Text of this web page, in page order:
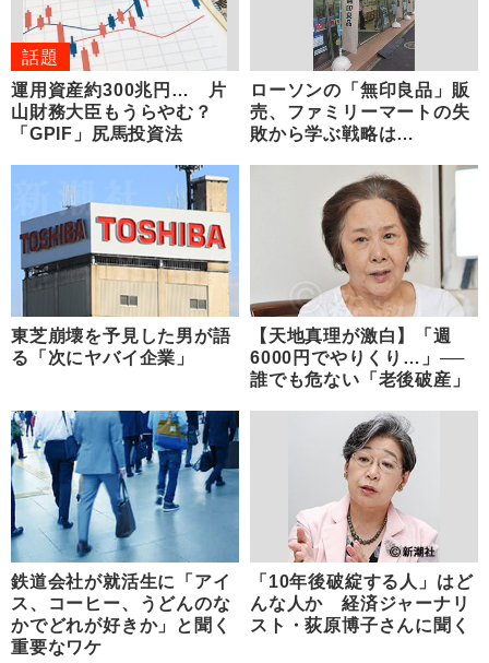
話題
運用資産約300兆円… 片
山財務大臣もうらやむ？
「GPIF」尻馬投資法
ローソンの「無印良品」販
売、ファミリーマートの失
敗から学ぶ戦略は…
東芝崩壊を予見した男が語
る「次にヤバイ企業」
【天地真理が激白】「週
6000円でやりくり…」──
誰でも危ない「老後破産」
鉄道会社が就活生に「アイ
ス、コーヒー、うどんのな
かでどれが好きか」と聞く
重要なワケ
「10年後破綻する人」はど
んな人か 経済ジャーナリ
スト・荻原博子さんに聞く